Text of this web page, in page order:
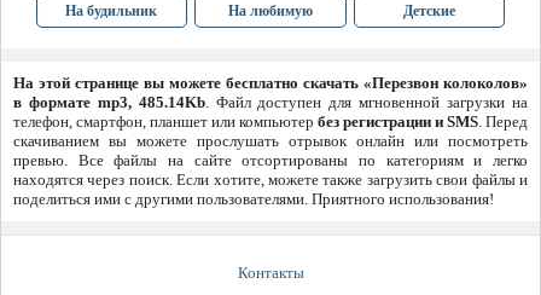
На будильник На любимую Детские
На этой странице вы можете бесплатно скачать «Перезвон колоколов»
в формате mp3, 485.14Kb. Файл доступен для мгновенной загрузки на
телефон, смартфон, планшет или компьютер без регистрации и SMS. Перед
скачиванием вы можете прослушать отрывок онлайн или посмотреть
превью. Все файлы на сайте отсортированы по категориям и легко
находятся через поиск. Если хотите, можете также загрузить свои файлы и
поделиться ими с другими пользователями. Приятного использования!
Контакты